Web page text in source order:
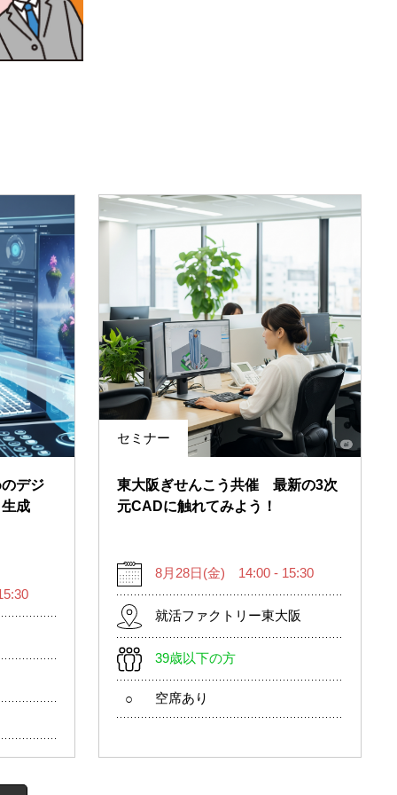
デジ
成
セミナー
東大阪ぎせんこう共催 最新の3次
元CADに触れてみよう！
8月28日(金) 14:00 - 15:30
就活ファクトリー東大阪
39歳以下の方
○ 空席あり